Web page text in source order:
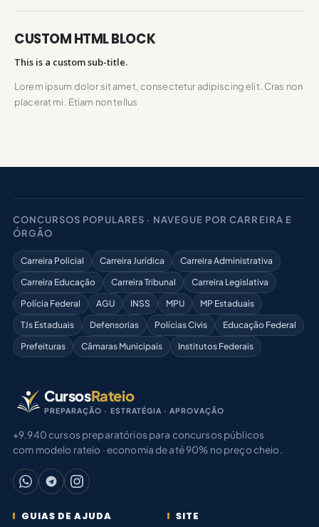
CUSTOM HTML BLOCK
This is a custom sub-title.
Lorem ipsum dolor sit amet, consectetur adipiscing elit. Cras non
placerat mi. Etiam non tellus
CONCURSOS POPULARES · NAVEGUE POR CARREIRA E
ÓRGÃO
Carreira Policial Carreira Jurídica
Carreira Administrativa
Carreira Educação
Carreira Tribunal
Carreira Legislativa
Polícia Federal
AGU INSS MPU
MP Estaduais
TJs Estaduais
Defensorias Polícias Civis
Educação Federal
Prefeituras
Câmaras Municipais Institutos Federais
CursosRateio
PREPARAÇÃO · ESTRATÉGIA · APROVAÇÃO
+9.940 cursos preparatórios para concursos públicos
com modelo rateio · economia de até 90% no preço cheio.
GUIAS DE AJUDA
SITE